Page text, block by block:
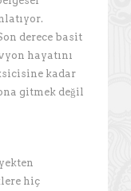
derece basit
hayatını
kadar
gitmek değil
hiç